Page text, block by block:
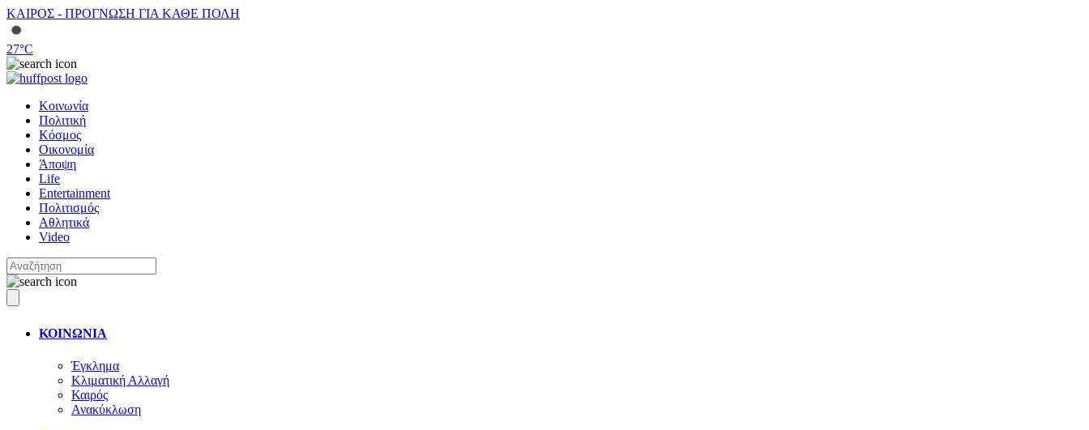
ΚΑΙΡΟΣ - ΠΡΟΓΝΩΣΗ ΓΙΑ ΚΑΘΕ ΠΟΛΗ
27°C
Κοινωνία
Πολιτική
Κόσμος
Οικονομία
Άποψη
Life
Entertainment
Πολιτισμός
Αθλητικά
Video
ΚΟΙΝΩΝΙΑ
Έγκλημα
Κλιματική Αλλαγή
Καιρός
Ανακύκλωση